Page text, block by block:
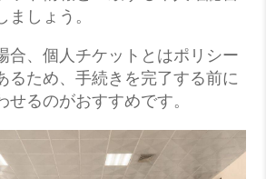
ましょう。
合、個人チケットとはポリシー
るため、手続きを完了する前に
せるのがおすすめです。